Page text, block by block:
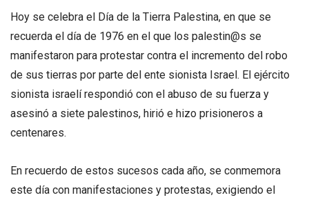
Hoy se celebra el Día de la Tierra Palestina, en que se
recuerda el día de 1976 en el que los palestin@s se
manifestaron para protestar contra el incremento del robo
de sus tierras por parte del ente sionista Israel. El ejército
sionista israelí respondió con el abuso de su fuerza y
asesinó a siete palestinos, hirió e hizo prisioneros a
centenares.
En recuerdo de estos sucesos cada año, se conmemora
este día con manifestaciones y protestas, exigiendo el